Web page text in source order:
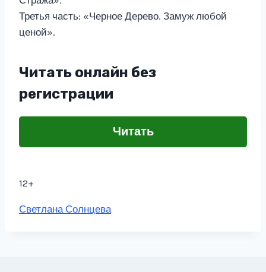
Третья часть: «Черное Дерево. Замуж любой
ценой».
Читать онлайн без
регистрации
Читать
12+
Метки
Светлана Солнцева